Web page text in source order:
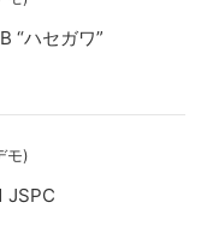
“ハセガワ”
モ)
JSPC